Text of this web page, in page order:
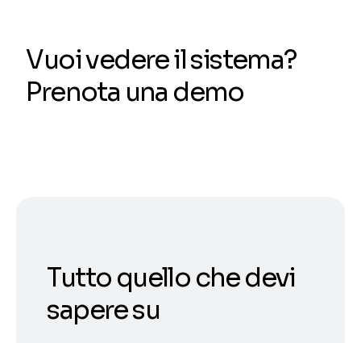
Vuoi vedere il sistema?
Prenota una demo
Tutto quello che devi
sapere su